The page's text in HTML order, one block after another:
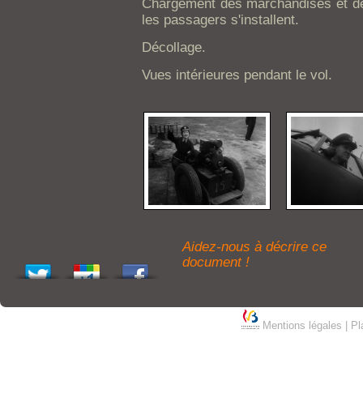
Chargement des marchandises et
les passagers s'installent.
Décollage.
Vues intérieures pendant le vol.
Aidez-nous à décrire ce
document !
Mentions légales